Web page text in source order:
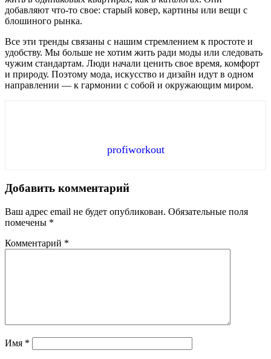
добавляют что-то свое: старый ковер, картины или вещи с
блошиного рынка.
Все эти тренды связаны с нашим стремлением к простоте и
удобству. Мы больше не хотим жить ради моды или следовать
чужим стандартам. Люди начали ценить свое время, комфорт
и природу. Поэтому мода, искусство и дизайн идут в одном
направлении — к гармонии с собой и окружающим миром.
profiworkout
Добавить комментарий
Ваш адрес email не будет опубликован. Обязательные поля
помечены *
Комментарий *
Имя *